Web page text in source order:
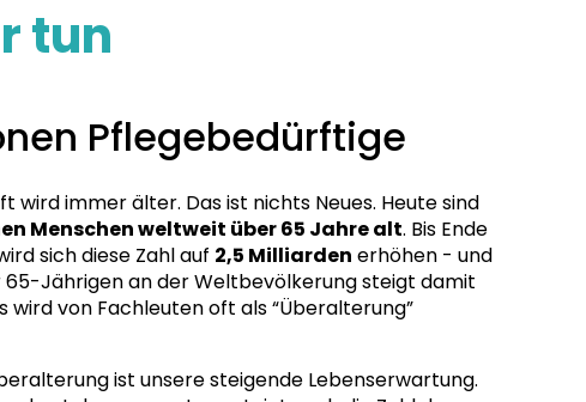
tun
Pflegebedürftige
wird immer älter. Das ist nichts Neues. Heute sind
Menschen weltweit über 65 Jahre alt. Bis Ende
sich diese Zahl auf 2,5 Milliarden erhöhen - und
Jährigen an der Weltbevölkerung steigt damit
wird von Fachleuten oft als “Überalterung”
ist unsere steigende Lebenserwartung.